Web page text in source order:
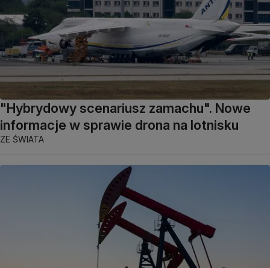
"Hybrydowy scenariusz zamachu". Nowe
informacje w sprawie drona na lotnisku
ZE ŚWIATA